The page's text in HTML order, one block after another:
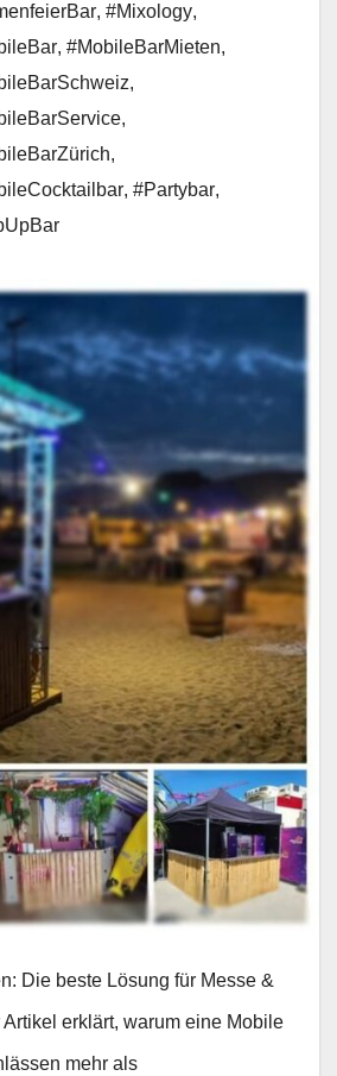
, #Mixology,
, #MobileBarMieten,
,
,
,
, #Partybar,
Die beste Lösung für Messe &
Artikel erklärt, warum eine Mobile
mehr als